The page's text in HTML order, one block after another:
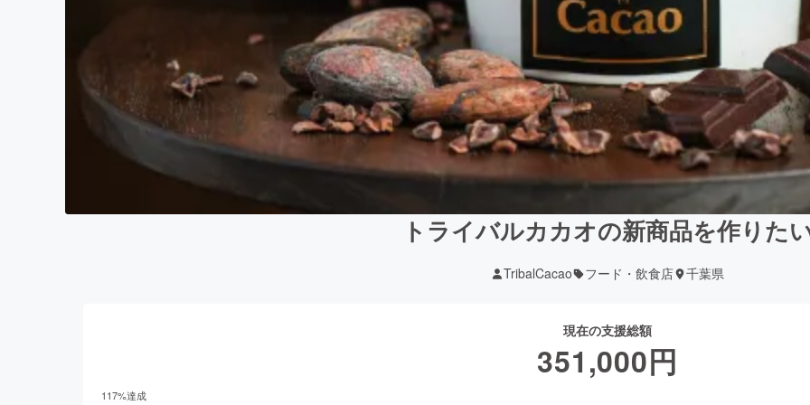
トライバルカカオの新商品を作りた
TribalCacao フード・飲食店 千葉県
現在の支援総額
351,000円
117%達成